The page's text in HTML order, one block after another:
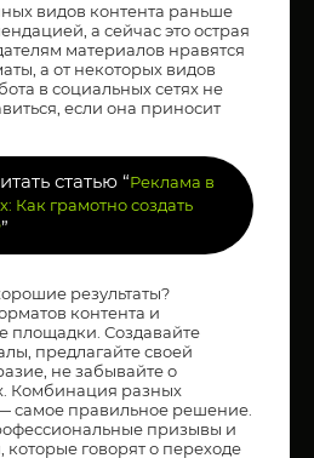
видов контента раньше
а сейчас это острая
материалов нравятся
а от некоторых видов
в социальных сетях не
если она приносит
статью “Реклама в
Как грамотно создать
”
результаты?
контента и
площадки. Создавайте
предлагайте своей
не забывайте о
Комбинация разных
самое правильное решение.
призывы и
которые говорят о переходе